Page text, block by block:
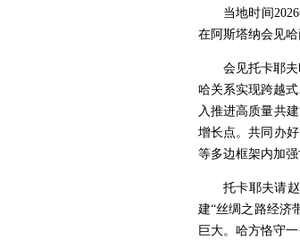
当地时间
在阿斯塔纳会见
会见托卡耶
哈关系实现跨越
入推进高质量共
增长点。共同办
等多边框架内加
托卡耶夫请
建“丝绸之路经济
巨大。哈方恪守